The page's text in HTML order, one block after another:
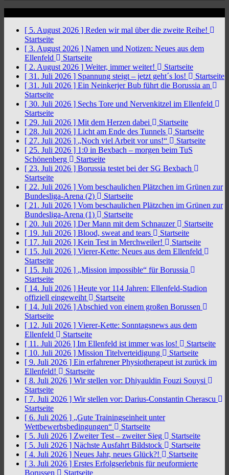
[ 5. August 2026 ] Reden wir mal über die zweite Reihe!
Startseite
[ 3. August 2026 ] Namen und Notizen: Neues aus dem
Ellenfeld
Startseite
[ 2. August 2026 ] Weiter, immer weiter!
Startseite
[ 31. Juli 2026 ] Spannung steigt – jetzt geht´s los!
Startseite
[ 31. Juli 2026 ] Ein Neinkerjer Bub führt die Borussia an
Startseite
[ 30. Juli 2026 ] Sechs Tore und Nervenkitzel im Ellenfeld
Startseite
[ 29. Juli 2026 ] Mit dem Herzen dabei
Startseite
[ 28. Juli 2026 ] Licht am Ende des Tunnels
Startseite
[ 27. Juli 2026 ] „Noch viel Arbeit vor uns!“
Startseite
[ 25. Juli 2026 ] 1:0 in Bexbach – morgen beim TuS
Schönenberg
Startseite
[ 23. Juli 2026 ] Borussia testet bei der SG Bexbach
Startseite
[ 22. Juli 2026 ] Vom beschaulichen Plätzchen im Grünen zur
Bundesliga-Arena (2)
Startseite
[ 21. Juli 2026 ] Vom beschaulichen Plätzchen im Grünen zur
Bundesliga-Arena (1)
Startseite
[ 20. Juli 2026 ] Der Mann mit dem Schnauzer
Startseite
[ 19. Juli 2026 ] Blood, sweat and tears
Startseite
[ 17. Juli 2026 ] Kein Test in Merchweiler!
Startseite
[ 15. Juli 2026 ] Vierer-Kette: Neues aus dem Ellenfeld
Startseite
[ 15. Juli 2026 ] „Mission impossible“ für Borussia
Startseite
[ 14. Juli 2026 ] Heute vor 114 Jahren: Ellenfeld-Stadion
offiziell eingeweiht
Startseite
[ 14. Juli 2026 ] Abschied von einem großen Borussen
Startseite
[ 12. Juli 2026 ] Vierer-Kette: Sonntagsnews aus dem
Ellenfeld
Startseite
[ 11. Juli 2026 ] Im Ellenfeld ist immer was los!
Startseite
[ 10. Juli 2026 ] Mission Titelverteidigung
Startseite
[ 9. Juli 2026 ] Ein erfahrener Physiotherapeut ist zurück im
Ellenfeld!
Startseite
[ 8. Juli 2026 ] Wir stellen vor: Dhiyauldin Fouzi Souysi
Startseite
[ 7. Juli 2026 ] Wir stellen vor: Darius-Constantin Cherascu
Startseite
[ 6. Juli 2026 ] „Gute Trainingseinheit unter
Wettbewerbsbedingungen“
Startseite
[ 5. Juli 2026 ] Zweiter Test – zweiter Sieg
Startseite
[ 5. Juli 2026 ] Nächste Ausfahrt Bildstock
Startseite
[ 4. Juli 2026 ] Neues Jahr, neues Glück?!
Startseite
[ 3. Juli 2026 ] Erstes Erfolgserlebnis für neuformierte
Borussen
Startseite